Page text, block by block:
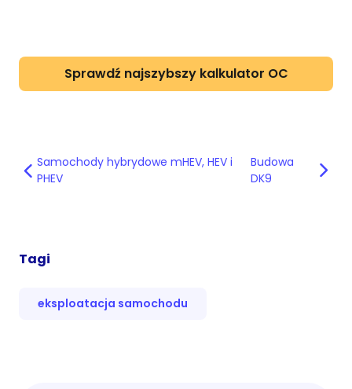
Sprawdź najszybszy kalkulator OC
Samochody hybrydowe mHEV, HEV i
PHEV
Budowa
DK9
Tagi
eksploatacja samochodu